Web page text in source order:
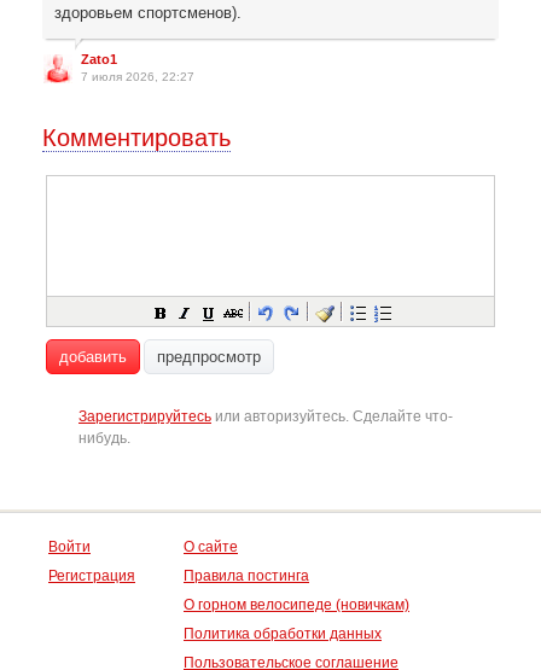
здоровьем спортсменов).
Zato1
7 июля 2026, 22:27
Комментировать
добавить предпросмотр
Зарегистрируйтесь или авторизуйтесь. Сделайте что-
нибудь.
Войти
Регистрация
О сайте
Правила постинга
О горном велосипеде (новичкам)
Политика обработки данных
Пользовательское соглашение